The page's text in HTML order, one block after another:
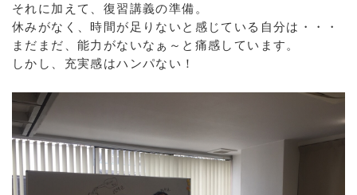
それに加えて、復習講義の準備。
休みがなく、時間が足りないと感じている自分は・・・
まだまだ、能力がないなぁ～と痛感しています。
しかし、充実感はハンパない！